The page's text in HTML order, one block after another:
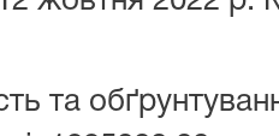
та